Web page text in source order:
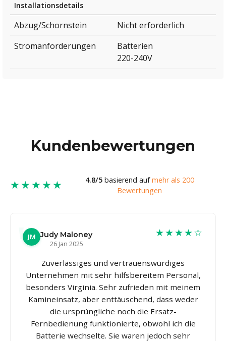
Installationsdetails
Abzug/Schornstein
Nicht erforderlich
Stromanforderungen
Batterien
220-240V
Kundenbewertungen
★★★★★ 4.8/5basierend aufmehr als 200
Bewertungen
JM Judy Maloney
26 Jan 2025
★★★★☆
Zuverlässiges und vertrauenswürdiges
Unternehmen mit sehr hilfsbereitem Personal,
besonders Virginia. Sehr zufrieden mit meinem
Kamineinsatz, aber enttäuschend, dass weder
die ursprüngliche noch die Ersatz-
Fernbedienung funktionierte, obwohl ich die
Batterie wechselte. Sie waren jedoch sehr